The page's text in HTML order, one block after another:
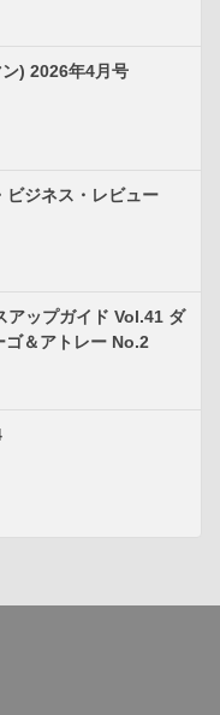
) 2026年4月号
ビジネス・レビュー
アップガイド Vol.41 ダ
ゴ＆アトレー No.2